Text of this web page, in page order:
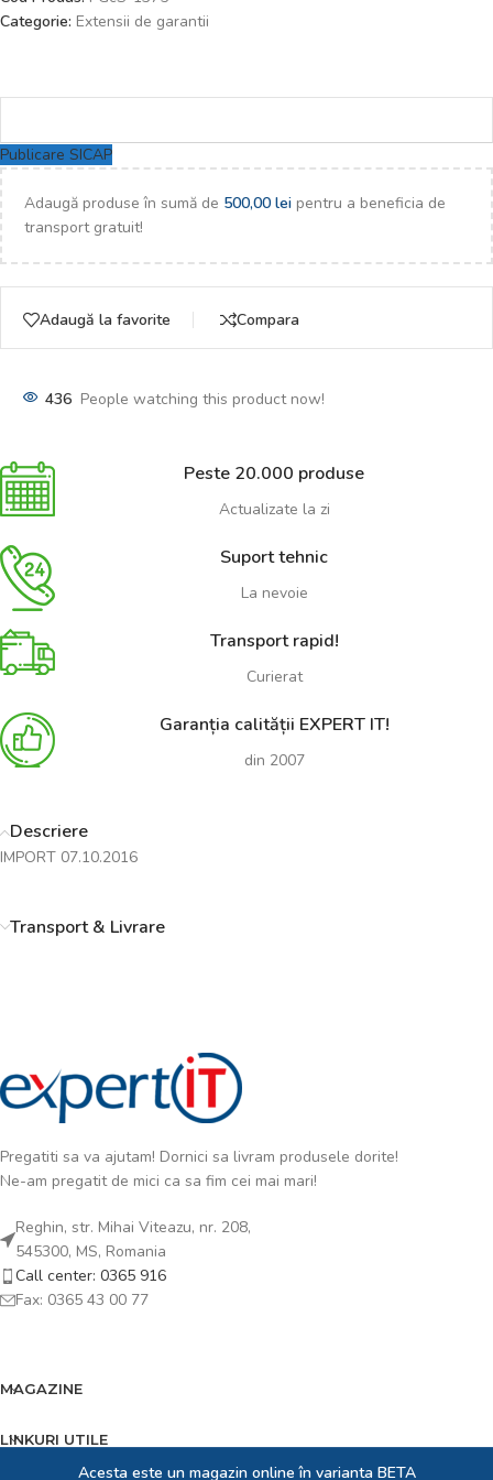
Acesta este un magazin online în varianta BETA
Categorie: Extensii de garantii
Publicare SICAP
Adaugă produse în sumă de 500,00 lei pentru a beneficia de
transport gratuit!
Adaugă la favorite Compara
436 People watching this product now!
Peste 20.000 produse
Actualizate la zi
Suport tehnic
La nevoie
Transport rapid!
Curierat
Garanția calității EXPERT IT!
din 2007
Descriere
IMPORT 07.10.2016
Transport & Livrare
Pregatiti sa va ajutam! Dornici sa livram produsele dorite!
Ne-am pregatit de mici ca sa fim cei mai mari!
Reghin, str. Mihai Viteazu, nr. 208,
545300, MS, Romania
Call center: 0365 916
Fax: 0365 43 00 77
MAGAZINE
LINKURI UTILE